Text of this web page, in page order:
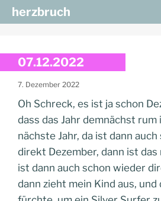
Zum
Inhalt
herzbruch
07.12.2022
7. Dezember 2022
Oh Schreck, es ist ja schon
dass das Jahr demnächst rum
nächste Jahr, da ist dann
direkt Dezember, dann ist das
ist dann auch schon wieder
dann zieht mein Kind aus, und